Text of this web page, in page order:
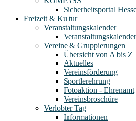
Sicherheitsportal
Freizeit & Kultur
Veranstaltungskalender
Vereine & Gruppierungen
Übersicht von A bis Z
Aktuelles
Vereinsförderung
Sportlerehrung
Fotoaktion - Ehrenamt
Vereinsbroschüre
Verlobter Tag
Informationen